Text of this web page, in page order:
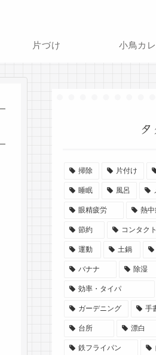
片づけ 小鳥カ
掃除 片付け
睡眠 風呂
眼精疲労 熱
節約 コンタク
運動 土鍋
バナナ 除湿
効率・タイパ
ガーデニング 手
台所 漂白
鉄フライパン